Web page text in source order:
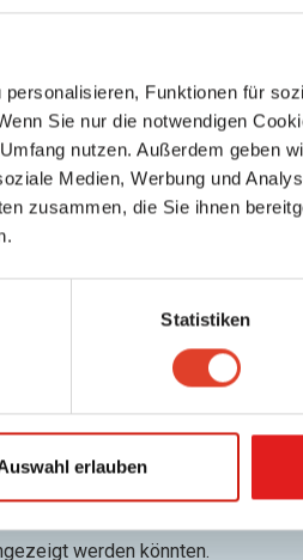
Funktionen für
Sie nur die notwendigen
nutzen. Außerdem geben
Medien, Werbung und
zusammen, die Sie ihnen
Statistiken
erlauben
1060 Wien 6., Mariahilf, Wien, Österreich
Karte anzeigen
dabei, ihre Energiekosten für Strom
werden könnten.